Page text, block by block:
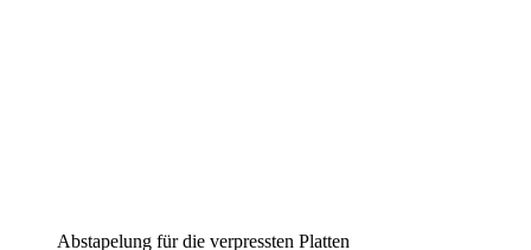
Abstapelung für die verpressten Platten